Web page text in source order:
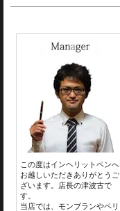
この度はインヘリットペンへ
お越しいただきありがとうご
ざいます。店長の津波古で
す。
当店では、モンブランやペリ